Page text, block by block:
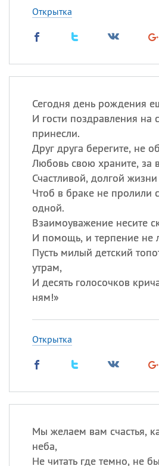
Открытка
Сегодня день рождения
И гости поздравления на
принесли.
Друг друга берегите, не
Любовь свою храните, за
Счастливой, долгой
Чтоб в браке не пролили
одной.
Взаимоуважение несите
И помощь, и терпение не
Пусть милый детский
утрам,
И десять голосочков
ням!»
Открытка
Мы желаем вам счастья,
неба,
Не читать где темно, не